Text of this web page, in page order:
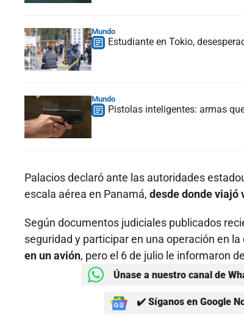
Mundo
Estudiante en Tokio,
Mundo
Pistolas inteligentes: armas
Palacios declaró ante las autoridades
escala aérea en Panamá, desde donde
Según documentos judiciales publicados
seguridad y participar en una operación en
en un avión, pero el 6 de julio le informaron
Únase a nuestro canal de
✔️ Síganos en Google